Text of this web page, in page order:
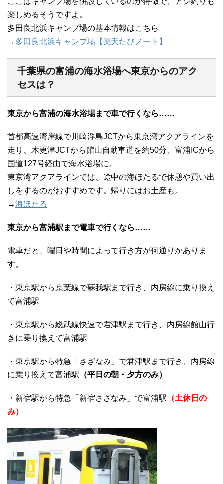
楽しめるそうですよ。
多田良北浜キャンプ場の基本情報はこちら
→ 多田良北浜キャンプ場【楽天たびノート】
千葉県の富浦の海水浴場へ東京からのアク
セスは？
東京から富浦の海水浴場まで車で行くなら……
首都高速湾岸線で川崎浮島JCTから東京湾アクアラインを
走り、木更津JCTから館山自動車道を約50分、富浦ICから
国道127号経由で海水浴場に。
東京湾アクアラインでは、途中の海ほたるで休憩や買い出
しをするのがおすすめです。帰りにはお土産も。
→海ほたる
東京から富浦駅まで電車で行くなら……
電車だと、曜日や時間によって行き方が何通りかありま
す。
・東京駅から京葉線で蘇我駅まで行き、内房線に乗り換え
て富浦駅
・東京駅から総武線快速で君津駅まで行き、内房線館山行
きに乗り換えて富浦駅
・東京駅から特急「さざなみ」で君津駅まで行き、内房線
に乗り換えて富浦駅 （平日の朝・夕方のみ）
・新宿駅から特急「新宿さざなみ」で富浦駅 （土休日の
み）